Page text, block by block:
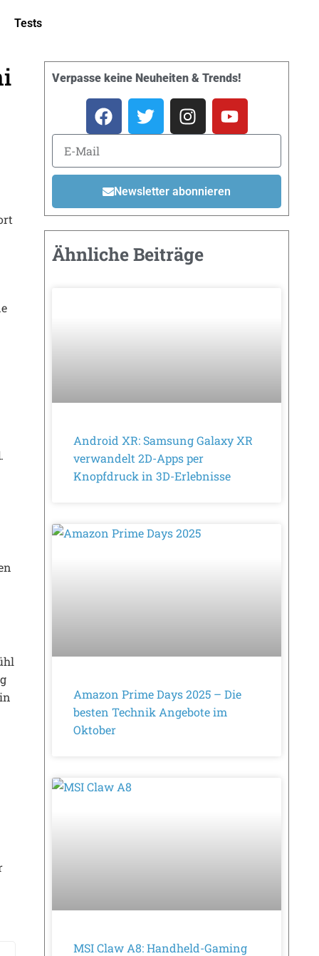
Tests
.
Verpasse keine Neuheiten & Trends!
Newsletter abonnieren
Ähnliche Beiträge
Android XR: Samsung Galaxy XR
verwandelt 2D-Apps per
Knopfdruck in 3D-Erlebnisse
Amazon Prime Days 2025 – Die
besten Technik Angebote im
Oktober
MSI Claw A8: Handheld-Gaming